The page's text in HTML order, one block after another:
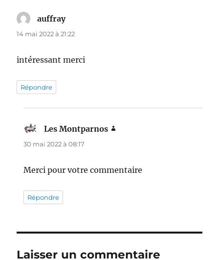
auffraydit :
14 mai 2022 à 21:22
intéressant merci
Répondre
Les Montparnos
30 mai 2022 à 08:17
Merci pour votre commentaire
Répondre
Laisser un commentaire